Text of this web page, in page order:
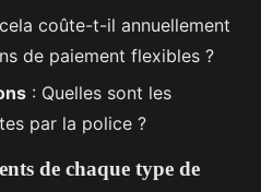
coûte-t-il annuellement
de paiement flexibles ?
: Quelles sont les
par la police ?
de chaque type de